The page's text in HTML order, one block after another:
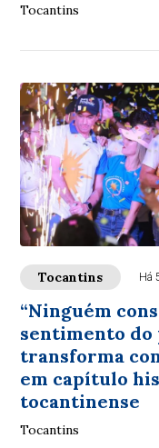
Tocantins
Tocantins Há
“Ninguém
sentimento do
transforma
em capítulo
tocantinense
Tocantins